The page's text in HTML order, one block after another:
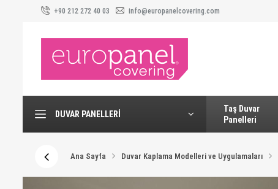
+90 212 272 40 03 info@europanelcovering.com
DUVAR PANELLERI
Taş Duvar
Panelleri
Ana Sayfa Duvar Kaplama Modelleri ve Uygulamaları